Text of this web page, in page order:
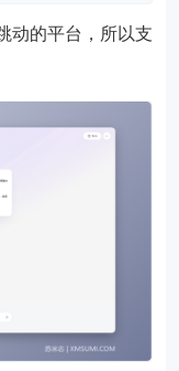
动的平台，所以支